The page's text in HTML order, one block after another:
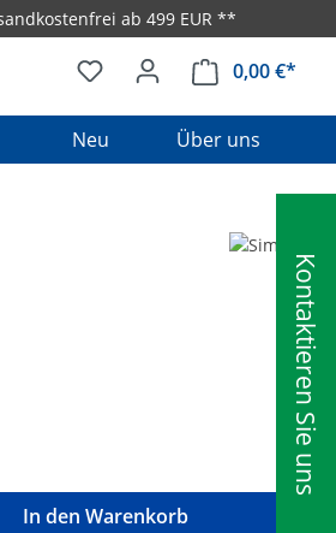
ab 499 EUR **
0,00 €*
Neu Über uns
Kontaktieren Sie uns
gewünschten Wert
In den Warenkorb